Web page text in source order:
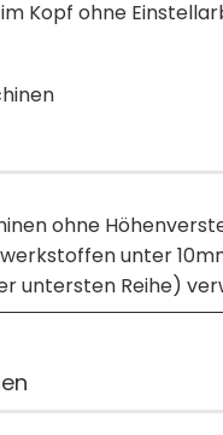
Kopf ohne
ohne
unter
untersten Reihe)